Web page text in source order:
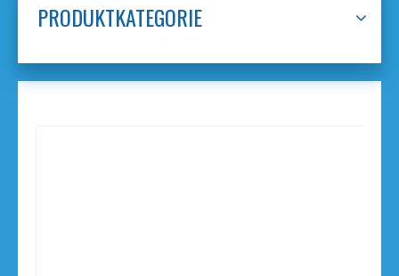
PRODUKTKATEGORIE